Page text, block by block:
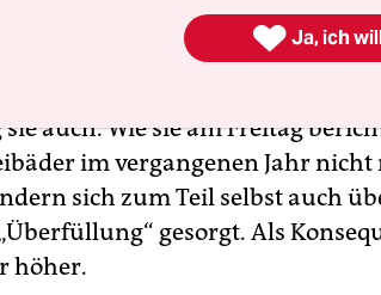
„Hier muss gehandelt
sie auch. Wie sie am Freitag
im vergangenen Jahr
sich zum Teil selbst auch
gesorgt. Als
höher.
 Ja, ich